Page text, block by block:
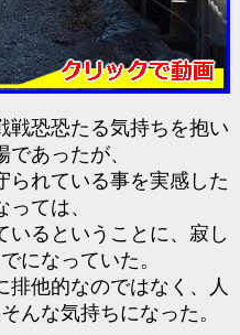
戦恐恐たる気持ちを抱い
であったが、
られている事を実感した
っては、
いるということに、寂し
になっていた。
排他的なのではなく、人
んな気持ちになった。